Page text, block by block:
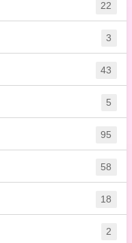
22
3
43
5
95
58
18
2